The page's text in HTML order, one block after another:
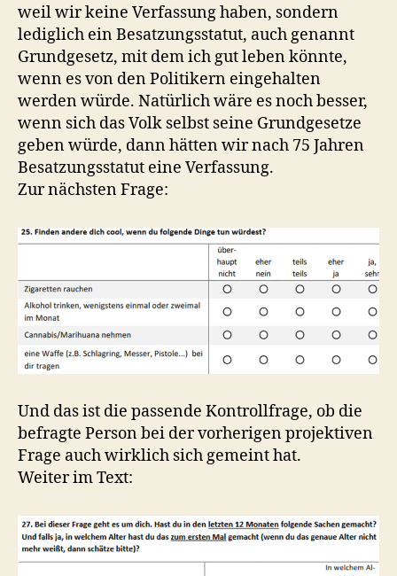
weil wir keine Verfassung haben, sondern
lediglich ein Besatzungsstatut, auch genannt
Grundgesetz, mit dem ich gut leben könnte,
wenn es von den Politikern eingehalten
werden würde. Natürlich wäre es noch besser,
wenn sich das Volk selbst seine Grundgesetze
geben würde, dann hätten wir nach 75 Jahren
Besatzungsstatut eine Verfassung.
Zur nächsten Frage:
Und das ist die passende Kontrollfrage, ob die
befragte Person bei der vorherigen projektiven
Frage auch wirklich sich gemeint hat.
Weiter im Text: